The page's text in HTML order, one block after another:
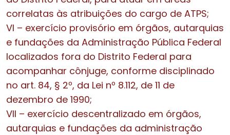
correlatas às atribuições do cargo de ATPS;
VI – exercício provisório em órgãos, autarquias
e fundações da Administração Pública Federal
localizados fora do Distrito Federal para
acompanhar cônjuge, conforme disciplinado
no art. 84, § 2º, da Lei nº 8.112, de 11 de
dezembro de 1990;
VII – exercício descentralizado em órgãos,
autarquias e fundações da administração